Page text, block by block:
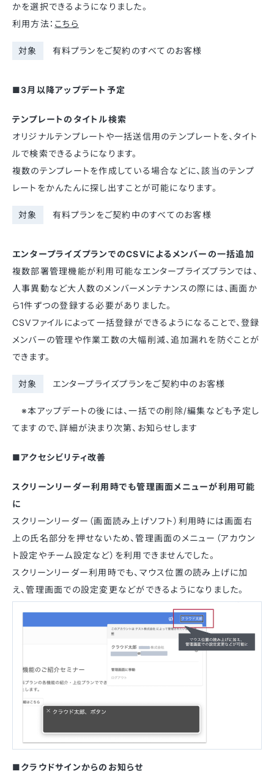
かを選択できるようになりました。
利用方法： こちら
対象 有料プランをご契約のすべてのお客様
■3月以降アップデート予定
テンプレートのタイトル検索
オリジナルテンプレートや一括送信用のテンプレートを、タイト
ルで検索できるようになります。
複数のテンプレートを作成している場合などに、該当のテンプ
レートをかんたんに探し出すことが可能になります。
対象 有料プランをご契約中のすべてのお客様
エンタープライズプランでのCSVによるメンバーの一括追加
複数部署管理機能が利用可能なエンタープライズプランでは、
人事異動など大人数のメンバーメンテナンスの際には、画面か
ら1件ずつの登録する必要がありました。
CSVファイルによって一括登録ができるようになることで、登録
メンバーの管理や作業工数の大幅削減、追加漏れを防ぐことが
できます。
対象 エンタープライズプランをご契約中のお客様
※本アップデートの後には、一括での削除/編集なども予定し
てますので、詳細が決まり次第、お知らせします
■アクセシビリティ改善
スクリーンリーダー利用時でも管理画面メニューが利用可能
に
スクリーンリーダー（画面読み上げソフト）利用時には画面右
上の氏名部分を押せないため、管理画面のメニュー（アカウン
ト設定やチーム設定など）を利用できませんでした。
スクリーンリーダー利用時でも、マウス位置の読み上げに加
え、管理画面での設定変更などができるようになりました。
■クラウドサインからのお知らせ